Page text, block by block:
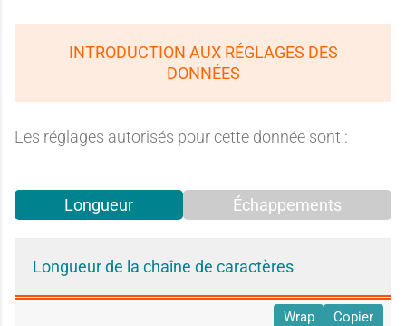
INTRODUCTION AUX RÉGLAGES DES
DONNÉES
Les réglages autorisés pour cette donnée sont :
Longueur Échappements
Longueur de la chaîne de caractères
Wrap Copier